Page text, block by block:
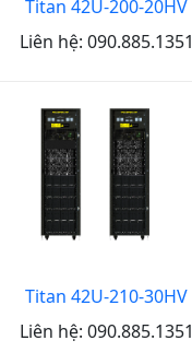
Titan 42U-200-20HV
Liên hệ: 090.885.1351
Titan 42U-210-30HV
Liên hệ: 090.885.1351